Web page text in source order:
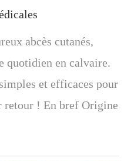
abcès cutanés,
quotidien en calvaire.
et efficaces pour
retour ! En bref Origine